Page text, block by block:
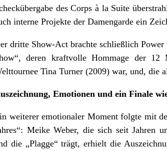
des Corps à la Suite
interne Projekte der Damengarde ein
dritte Show-Act brachte schließlich
deren kraftvolle Hommage der 12
Tina Turner (2009) war, und, die
Emotionen und ein Finale
weiterer emotionaler Moment folgte mit
Meike Weber, die sich seit Jahren
die „Plagge“ trägt, erhielt die